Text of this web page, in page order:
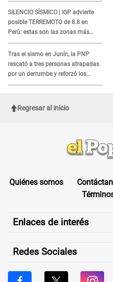
SILENCIO SÍSMICO | IGP advierte
posible TERREMOTO de 8.8 en
Perú: estas son las zonas más
expuestas
Tras el sismo en Junín, la PNP
rescató a tres personas atrapadas
por un derrumbe y reforzó los
operativos de emergencia
Regresar al inicio
Quiénes somos
Enlaces de interés
Redes Sociales